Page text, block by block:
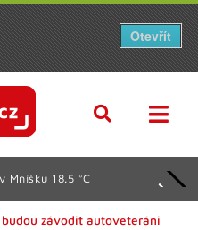
18.5 °C
budou závodit autoveteráni
Otevřít